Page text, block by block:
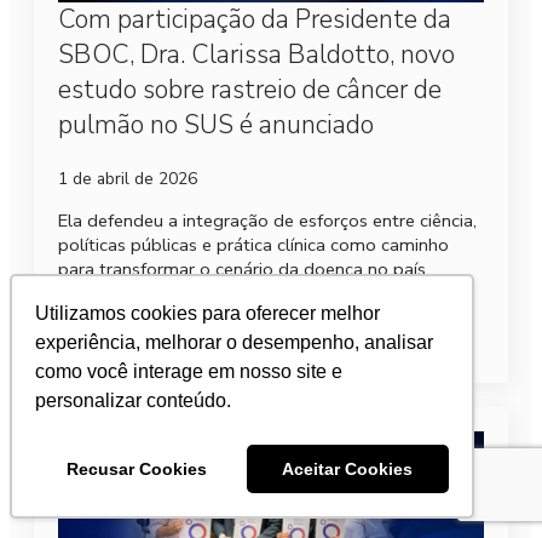
Utilizamos cookies para oferecer melhor
experiência, melhorar o desempenho, analisar
como você interage em nosso site e
personalizar conteúdo.
Recusar Cookies Aceitar Cookies
Com participação da Presidente da
SBOC, Dra. Clarissa Baldotto, novo
estudo sobre rastreio de câncer de
pulmão no SUS é anunciado
1 de abril de 2026
Ela defendeu a integração de esforços entre ciência,
políticas públicas e prática clínica como caminho
para transformar o cenário da doença no país.
Leia mais